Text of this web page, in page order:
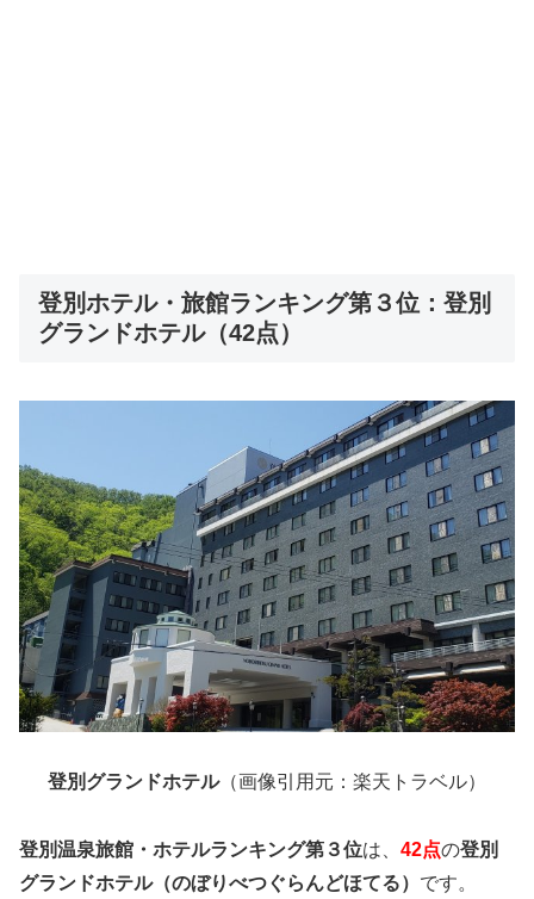
登別ホテル・旅館ランキング第３位：登別
グランドホテル（42点）
登別グランドホテル（画像引用元：楽天トラベル）
登別温泉旅館・ホテルランキング第３位は、 42点の登別
グランドホテル（のぼりべつぐらんどほてる） です。